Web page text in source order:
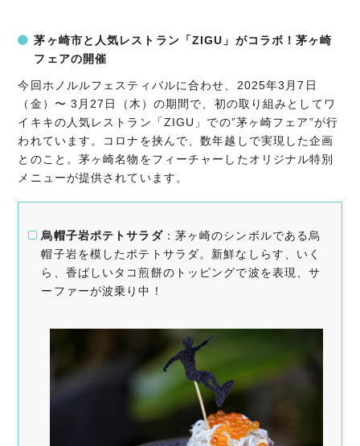
茅ヶ崎市と人気レストラン「ZIGU」がコラボ！茅ヶ崎
フェアの開催
今回ホノルルフェスティバルに合わせ、2025年3月7日
（金）〜 3月27日（木）の期間で、初の取り組みとしてワ
イキキの人気レストラン「ZIGU」での”茅ヶ崎フェア”が行
われています。コロナを挟んで、数年越しで実現した企画
とのこと。茅ヶ崎名物をフィーチャーしたオリジナル特別
メニューが提供されています。
烏帽子岩ポテトサラダ：​茅ヶ崎のシンボルである烏
帽子岩を模したポテトサラダ。新鮮なしらす、いく
ら、香ばしいタコ煎餅のトッピングで波を表現、サ
ーファーが波乗り中！